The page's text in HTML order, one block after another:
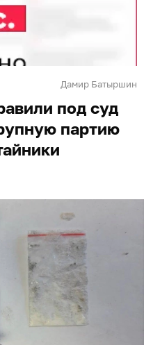
Дамир Батыршин
под суд
партию